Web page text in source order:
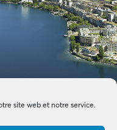
site web et notre service.